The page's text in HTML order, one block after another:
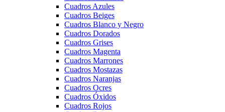
Cuadros Azules
Cuadros Beiges
Cuadros Blanco y Negro
Cuadros Dorados
Cuadros Grises
Cuadros Magenta
Cuadros Marrones
Cuadros Mostazas
Cuadros Naranjas
Cuadros Ocres
Cuadros Óxidos
Cuadros Rojos